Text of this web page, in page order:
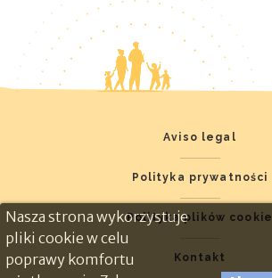
Aviso legal
Polityka prywatności
Polityka plików cookie
Kontakt
Nasza strona wykorzystuje
pliki cookie w celu
poprawy komfortu